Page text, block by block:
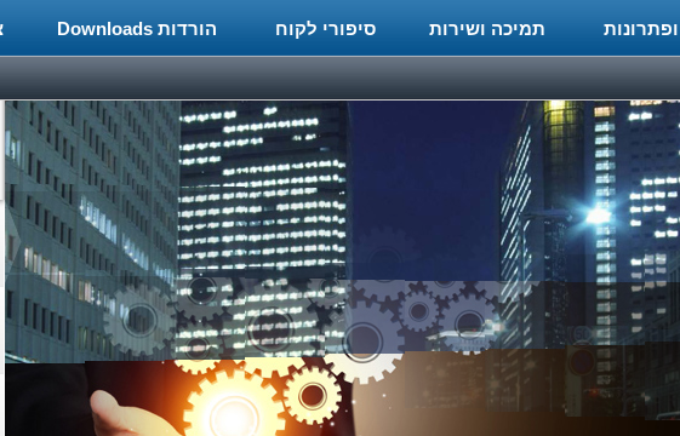
תמיכה ושירות סיפורי לקוח הורדות Downloads
מרכז תמיכה ושרות למוצרי Autodesk